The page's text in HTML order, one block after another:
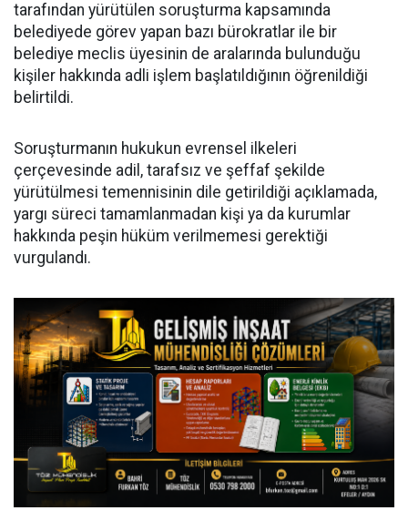
tarafından yürütülen soruşturma kapsamında
belediyede görev yapan bazı bürokratlar ile bir
belediye meclis üyesinin de aralarında bulunduğu
kişiler hakkında adli işlem başlatıldığının öğrenildiği
belirtildi.
Soruşturmanın hukukun evrensel ilkeleri
çerçevesinde adil, tarafsız ve şeffaf şekilde
yürütülmesi temennisinin dile getirildiği açıklamada,
yargı süreci tamamlanmadan kişi ya da kurumlar
hakkında peşin hüküm verilmemesi gerektiği
vurgulandı.